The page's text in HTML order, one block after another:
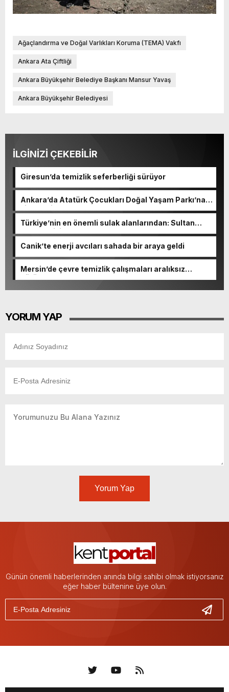
Ağaçlandırma ve Doğal Varlıkları Koruma (TEMA) Vakfı
Ankara Ata Çiftliği
Ankara Büyükşehir Belediye Başkanı Mansur Yavaş
Ankara Büyükşehir Belediyesi
İLGİNİZİ ÇEKEBİLİR
Giresun’da temizlik seferberliği sürüyor
Ankara’da Atatürk Çocukları Doğal Yaşam Parkı’na
ziyaretçi akını
Türkiye’nin en önemli sulak alanlarından: Sultan
Sazlığı Milli Parkı
Canik’te enerji avcıları sahada bir araya geldi
Mersin’de çevre temizlik çalışmaları aralıksız
sürüyor
YORUM YAP
Yorum Yap
Günün önemli haberlerinden anında bilgi sahibi olmak istiyorsanız
eğer haber bültenine üye olun.